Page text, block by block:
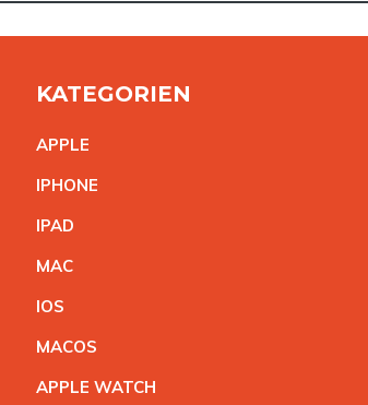
KATEGORIEN
APPLE
IPHONE
IPAD
MAC
IOS
MACOS
APPLE WATCH